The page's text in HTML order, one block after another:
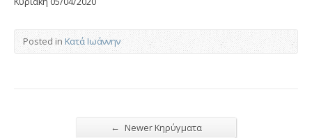
Posted in Κατά Ιωάννην
← Newer Κηρύγματα